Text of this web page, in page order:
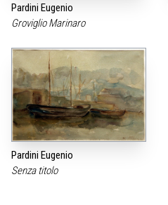
Pardini Eugenio
Groviglio Marinaro
Pardini Eugenio
Senza titolo